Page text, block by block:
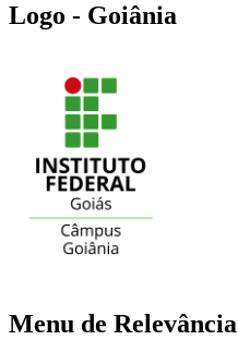
Logo - Goiânia
Menu de Relevância